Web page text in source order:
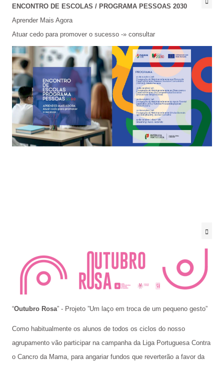
ENCONTRO DE ESCOLAS / PROGRAMA PESSOAS 2030
Aprender Mais Agora
Atuar cedo para promover o sucesso -» consultar
“Outubro Rosa” - Projeto ”Um laço em troca de um pequeno gesto”
Como habitualmente os alunos de todos os ciclos do nosso
agrupamento vão participar na campanha da Liga Portuguesa Contra
o Cancro da Mama, para angariar fundos que reverterão a favor da